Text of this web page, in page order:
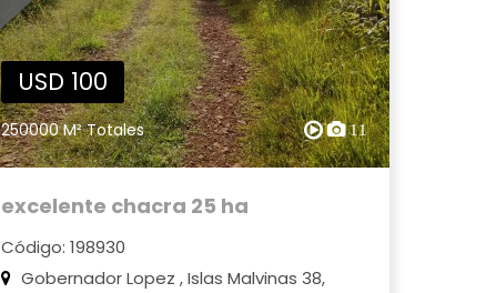
USD 100
250000 M² Totales 11
excelente chacra 25 ha
Código: 198930
Gobernador Lopez , Islas Malvinas 38,